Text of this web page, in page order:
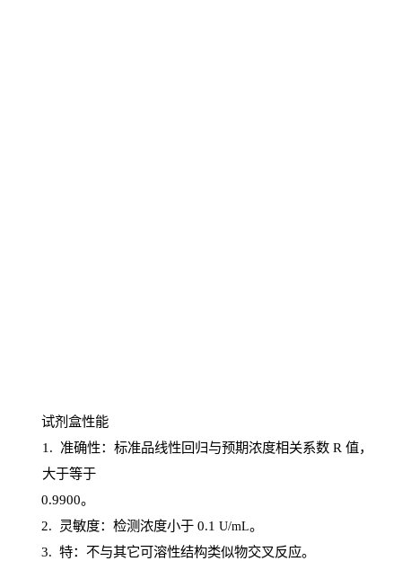
试剂盒性能
1 . 准确性：标准品线性回归与预期浓度相关系数 R 值，
大于等于
0.9900。
2. 灵敏度：检测浓度小于0.1 U/mL。
3. 特：不与其它可溶性结构类似物交叉反应。